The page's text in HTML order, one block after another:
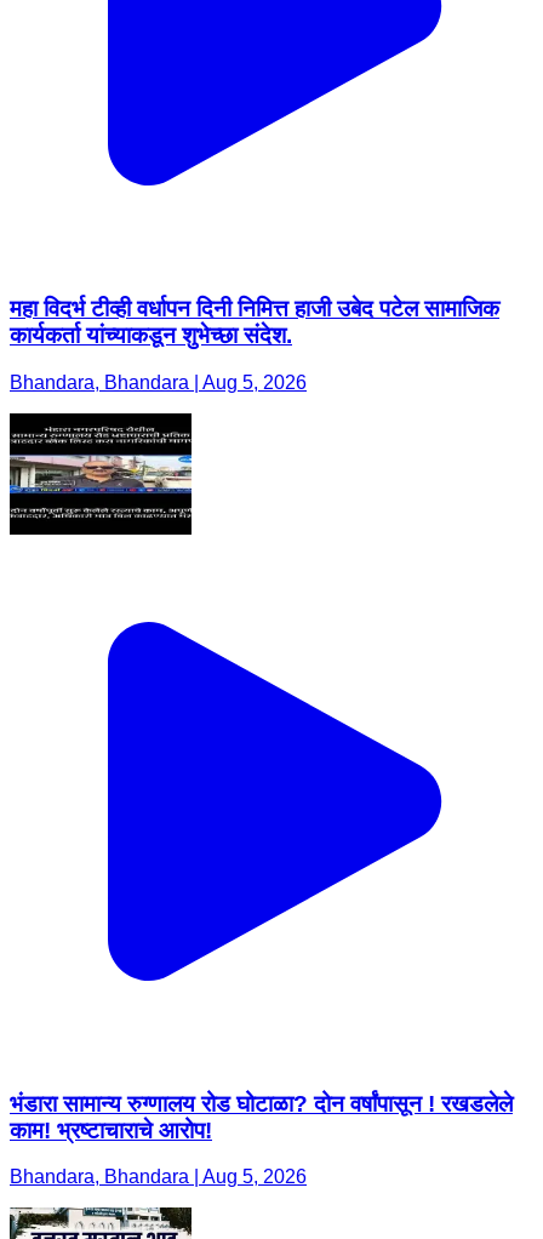
महा विदर्भ टीव्ही वर्धापन दिनी निमित्त हाजी उबेद पटेल सामाजिक
कार्यकर्ता यांच्याकडून शुभेच्छा संदेश.
Bhandara, Bhandara | Aug 5, 2026
भंडारा सामान्य रुग्णालय रोड घोटाळा? दोन वर्षांपासून ! रखडलेले
काम! भ्रष्टाचाराचे आरोप!
Bhandara, Bhandara | Aug 5, 2026